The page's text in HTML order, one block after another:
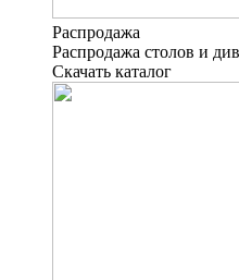
Распродажа
Распродажа столов и
Скачать каталог